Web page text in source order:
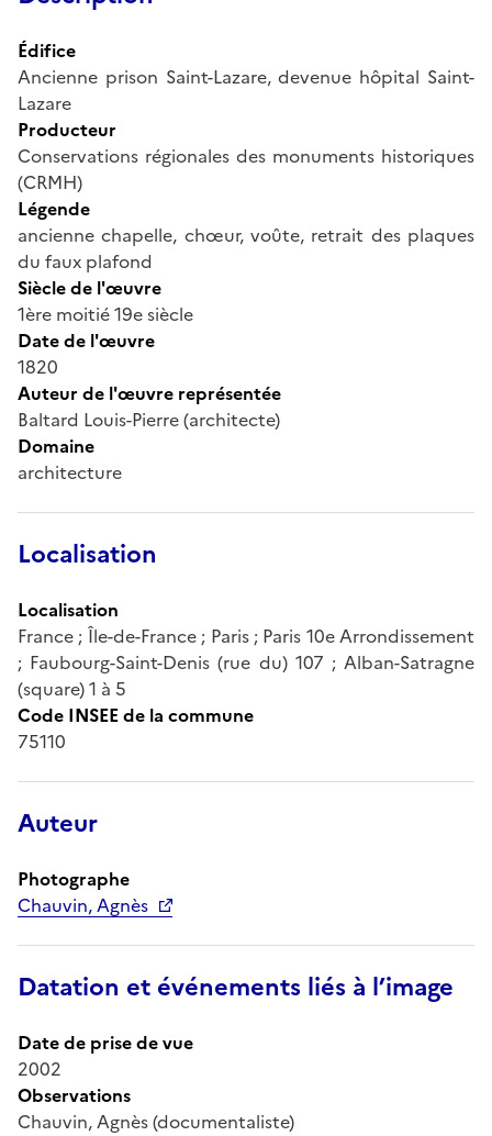
Édifice
Ancienne prison Saint-Lazare, devenue hôpital Saint-
Lazare
Producteur
Conservations régionales des monuments historiques
(CRMH)
Légende
ancienne chapelle, chœur, voûte, retrait des plaques
du faux plafond
Siècle de l'œuvre
1ère moitié 19e siècle
Date de l'œuvre
1820
Auteur de l'œuvre représentée
Baltard Louis-Pierre (architecte)
Domaine
architecture
Localisation
Localisation
France ; Île-de-France ; Paris ; Paris 10e Arrondissement
; Faubourg-Saint-Denis (rue du) 107 ; Alban-Satragne
(square) 1 à 5
Code INSEE de la commune
75110
Auteur
Photographe
Chauvin, Agnès
Datation et événements liés à l’image
Date de prise de vue
2002
Observations
Chauvin, Agnès (documentaliste)